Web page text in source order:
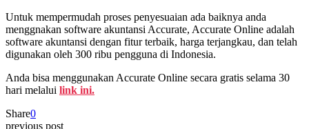
Untuk mempermudah proses penyesuaian ada baiknya anda
menggnakan software akuntansi Accurate, Accurate Online adalah
software akuntansi dengan fitur terbaik, harga terjangkau, dan telah
digunakan oleh 300 ribu pengguna di Indonesia.
Anda bisa menggunakan Accurate Online secara gratis selama 30
hari melalui link ini.
Share0
previous post